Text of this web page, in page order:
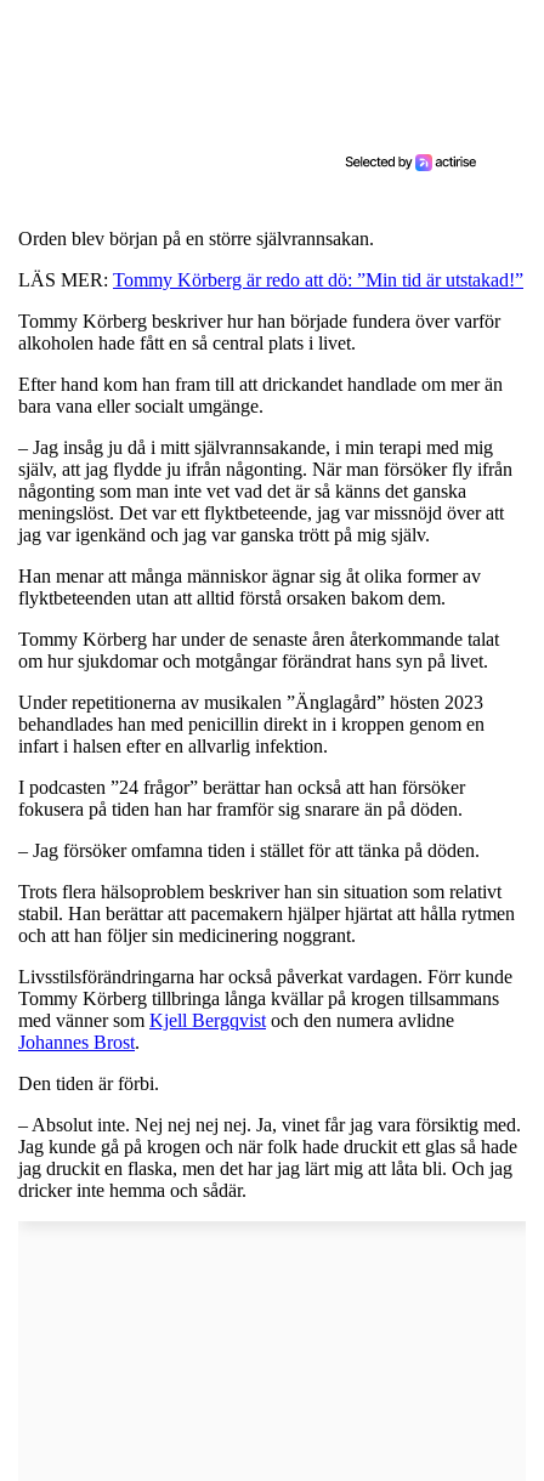
Orden blev början på en större självrannsakan.
LÄS MER: Tommy Körberg är redo att dö: ”Min tid är utstakad!”
Tommy Körberg beskriver hur han började fundera över varför
alkoholen hade fått en så central plats i livet.
Efter hand kom han fram till att drickandet handlade om mer än
bara vana eller socialt umgänge.
– Jag insåg ju då i mitt självrannsakande, i min terapi med mig
själv, att jag flydde ju ifrån någonting. När man försöker fly ifrån
någonting som man inte vet vad det är så känns det ganska
meningslöst. Det var ett flyktbeteende, jag var missnöjd över att
jag var igenkänd och jag var ganska trött på mig själv.
Han menar att många människor ägnar sig åt olika former av
flyktbeteenden utan att alltid förstå orsaken bakom dem.
Tommy Körberg har under de senaste åren återkommande talat
om hur sjukdomar och motgångar förändrat hans syn på livet.
Under repetitionerna av musikalen ”Änglagård” hösten 2023
behandlades han med penicillin direkt in i kroppen genom en
infart i halsen efter en allvarlig infektion.
I podcasten ”24 frågor” berättar han också att han försöker
fokusera på tiden han har framför sig snarare än på döden.
– Jag försöker omfamna tiden i stället för att tänka på döden.
Trots flera hälsoproblem beskriver han sin situation som relativt
stabil. Han berättar att pacemakern hjälper hjärtat att hålla rytmen
och att han följer sin medicinering noggrant.
Livsstilsförändringarna har också påverkat vardagen. Förr kunde
Tommy Körberg tillbringa långa kvällar på krogen tillsammans
med vänner som Kjell Bergqvist och den numera avlidne
Johannes Brost.
Den tiden är förbi.
– Absolut inte. Nej nej nej nej. Ja, vinet får jag vara försiktig med.
Jag kunde gå på krogen och när folk hade druckit ett glas så hade
jag druckit en flaska, men det har jag lärt mig att låta bli. Och jag
dricker inte hemma och sådär.